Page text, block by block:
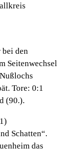
bei den
Seitenwechsel
Tore: 0:1
(90.).
Schatten“.
das